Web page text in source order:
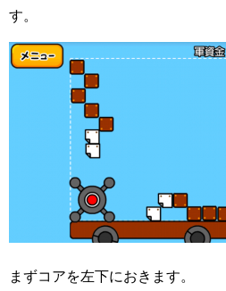
す。
まずコアを左下におきます。